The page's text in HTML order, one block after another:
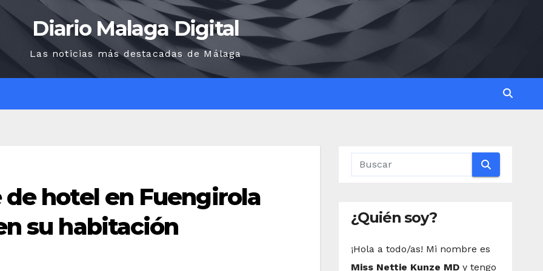
Diario Malaga Digital
Las noticias más destacadas de Málaga
hotel en Fuengirola
su habitación
¿Quién soy?
¡Hola a todo/as! Mi nombre es
Miss Nettie Kunze MDy tengo